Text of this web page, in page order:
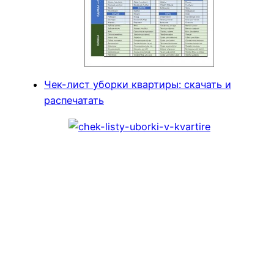
Чек-лист уборки квартиры: скачать и
распечатать